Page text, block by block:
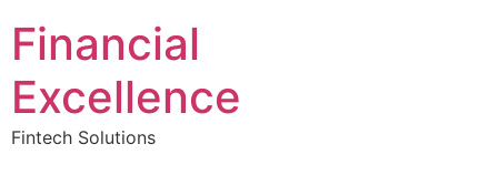
Financial
Excellence
Fintech Solutions